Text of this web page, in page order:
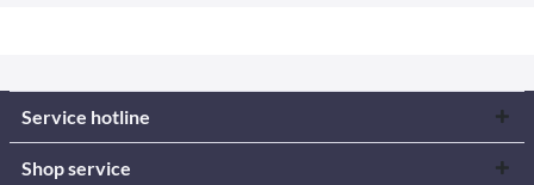
Service hotline
Shop service